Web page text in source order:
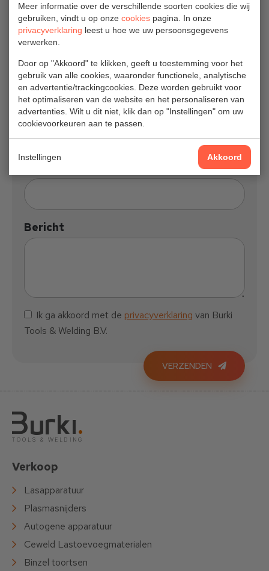
Meer informatie over de verschillende soorten cookies die wij
gebruiken, vindt u op onze cookies pagina. In onze
privacyverklaring leest u hoe we uw persoonsgegevens
verwerken.
Door op "Akkoord" te klikken, geeft u toestemming voor het
gebruik van alle cookies, waaronder functionele, analytische
en advertentie/trackingcookies. Deze worden gebruikt voor
het optimaliseren van de website en het personaliseren van
advertenties. Wilt u dit niet, klik dan op "Instellingen" om uw
cookievoorkeuren aan te passen.
Instellingen Akkoord
Adres
Postcode
Bericht
Ik ga akkoord met de privacyverklaring van Burki
Tools & Welding B.V.
VERZENDEN
Verkoop
Lasapparatuur
Plasmasnijders
Autogene apparatuur
Ceweld Lastoevoegmaterialen
Binzel toortsen